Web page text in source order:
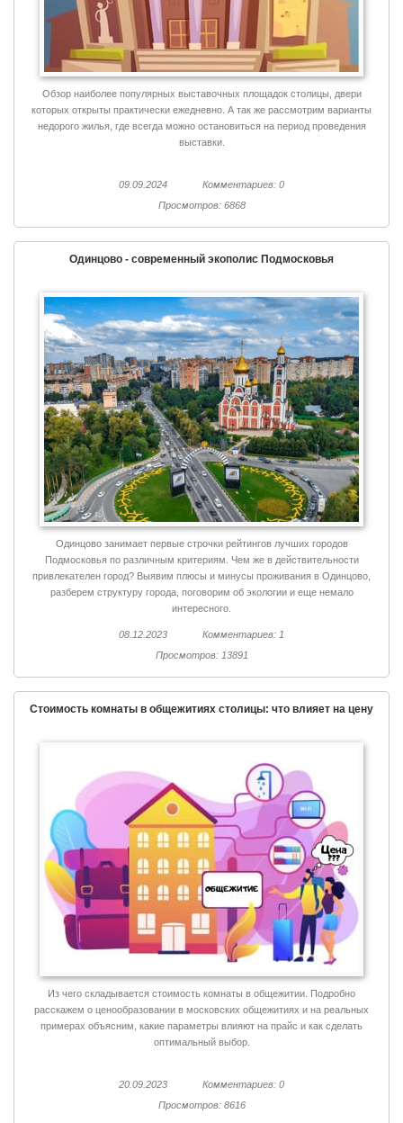
Обзор наиболее популярных выставочных площадок столицы, двери
которых открыты практически ежедневно. А так же рассмотрим варианты
недорого жилья, где всегда можно остановиться на период проведения
выставки.
09.09.2024
Комментариев: 0
Просмотров: 6868
Одинцово - современный экополис Подмосковья
Одинцово занимает первые строчки рейтингов лучших городов
Подмосковья по различным критериям. Чем же в действительности
привлекателен город? Выявим плюсы и минусы проживания в Одинцово,
разберем структуру города, поговорим об экологии и еще немало
интересного.
08.12.2023
Комментариев: 1
Просмотров: 13891
Стоимость комнаты в общежитиях столицы: что влияет на цену
Из чего складывается стоимость комнаты в общежитии. Подробно
расскажем о ценообразовании в московских общежитиях и на реальных
примерах объясним, какие параметры влияют на прайс и как сделать
оптимальный выбор.
20.09.2023
Комментариев: 0
Просмотров: 8616